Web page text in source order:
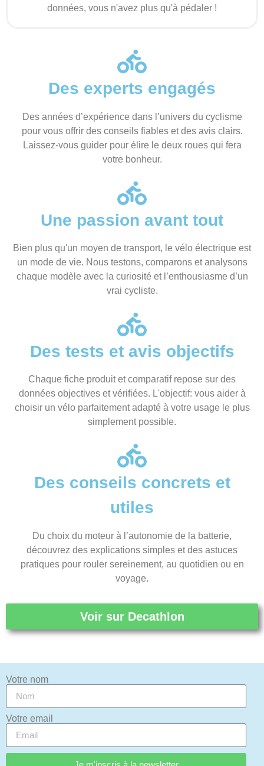
données, vous n'avez plus qu'à pédaler !
Des experts engagés
Des années d’expérience dans l’univers du cyclisme
pour vous offrir des conseils fiables et des avis clairs.
Laissez-vous guider pour élire le deux roues qui fera
votre bonheur.
Une passion avant tout
Bien plus qu'un moyen de transport, le vélo électrique est
un mode de vie. Nous testons, comparons et analysons
chaque modèle avec la curiosité et l’enthousiasme d’un
vrai cycliste.
Des tests et avis objectifs
Chaque fiche produit et comparatif repose sur des
données objectives et vérifiées. L'objectif: vous aider à
choisir un vélo parfaitement adapté à votre usage le plus
simplement possible.
Des conseils concrets et
utiles
Du choix du moteur à l’autonomie de la batterie,
découvrez des explications simples et des astuces
pratiques pour rouler sereinement, au quotidien ou en
voyage.
Voir sur Decathlon
Votre nom
Votre email